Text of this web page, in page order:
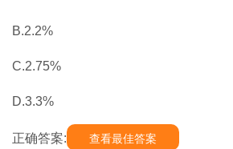
B.2.2%
C.2.75%
D.3.3%
正确答案: 查看最佳答案